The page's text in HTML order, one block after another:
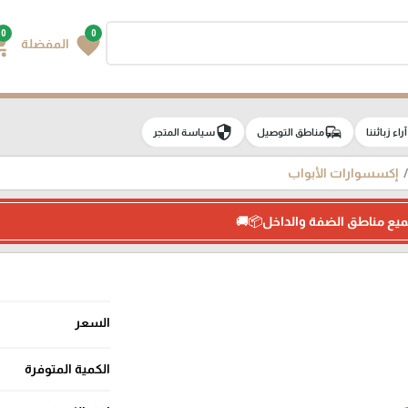
0
favorite المفضلة
0
آراء زبائننا commuteمناطق التوصيل securityسياسة المتجر
إكسسوارات الأبواب
مناطق الضفة والداخل📦🚚
السعر
الكمية المتوفرة